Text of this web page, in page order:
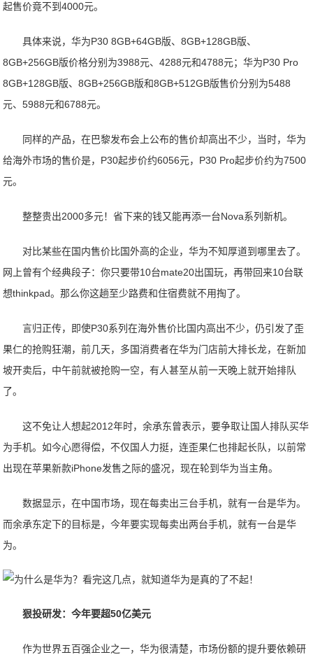
起售价竟不到4000元。
具体来说，华为P30 8GB+64GB版、8GB+128GB版、
8GB+256GB版价格分别为3988元、4288元和4788元；华为P30 Pro
8GB+128GB版、8GB+256GB版和8GB+512GB版售价分别为5488
元、5988元和6788元。
同样的产品，在巴黎发布会上公布的售价却高出不少，当时，华为
给海外市场的售价是，P30起步价约6056元，P30 Pro起步价约为7500
元。
整整贵出2000多元！省下来的钱又能再添一台Nova系列新机。
对比某些在国内售价比国外高的企业，华为不知厚道到哪里去了。
网上曾有个经典段子：你只要带10台mate20出国玩，再带回来10台联
想thinkpad。那么你这趟至少路费和住宿费就不用掏了。
言归正传，即使P30系列在海外售价比国内高出不少，仍引发了歪
果仁的抢购狂潮，前几天，多国消费者在华为门店前大排长龙，在新加
坡开卖后，中午前就被抢购一空，有人甚至从前一天晚上就开始排队
了。
这不免让人想起2012年时，余承东曾表示，要争取让国人排队买华
为手机。如今心愿得偿，不仅国人力挺，连歪果仁也排起长队，以前常
出现在苹果新款iPhone发售之际的盛况，现在轮到华为当主角。
数据显示，在中国市场，现在每卖出三台手机，就有一台是华为。
而余承东定下的目标是，今年要实现每卖出两台手机，就有一台是华
为。
狠投研发：今年要超50亿美元
作为世界五百强企业之一，华为很清楚，市场份额的提升要依赖研